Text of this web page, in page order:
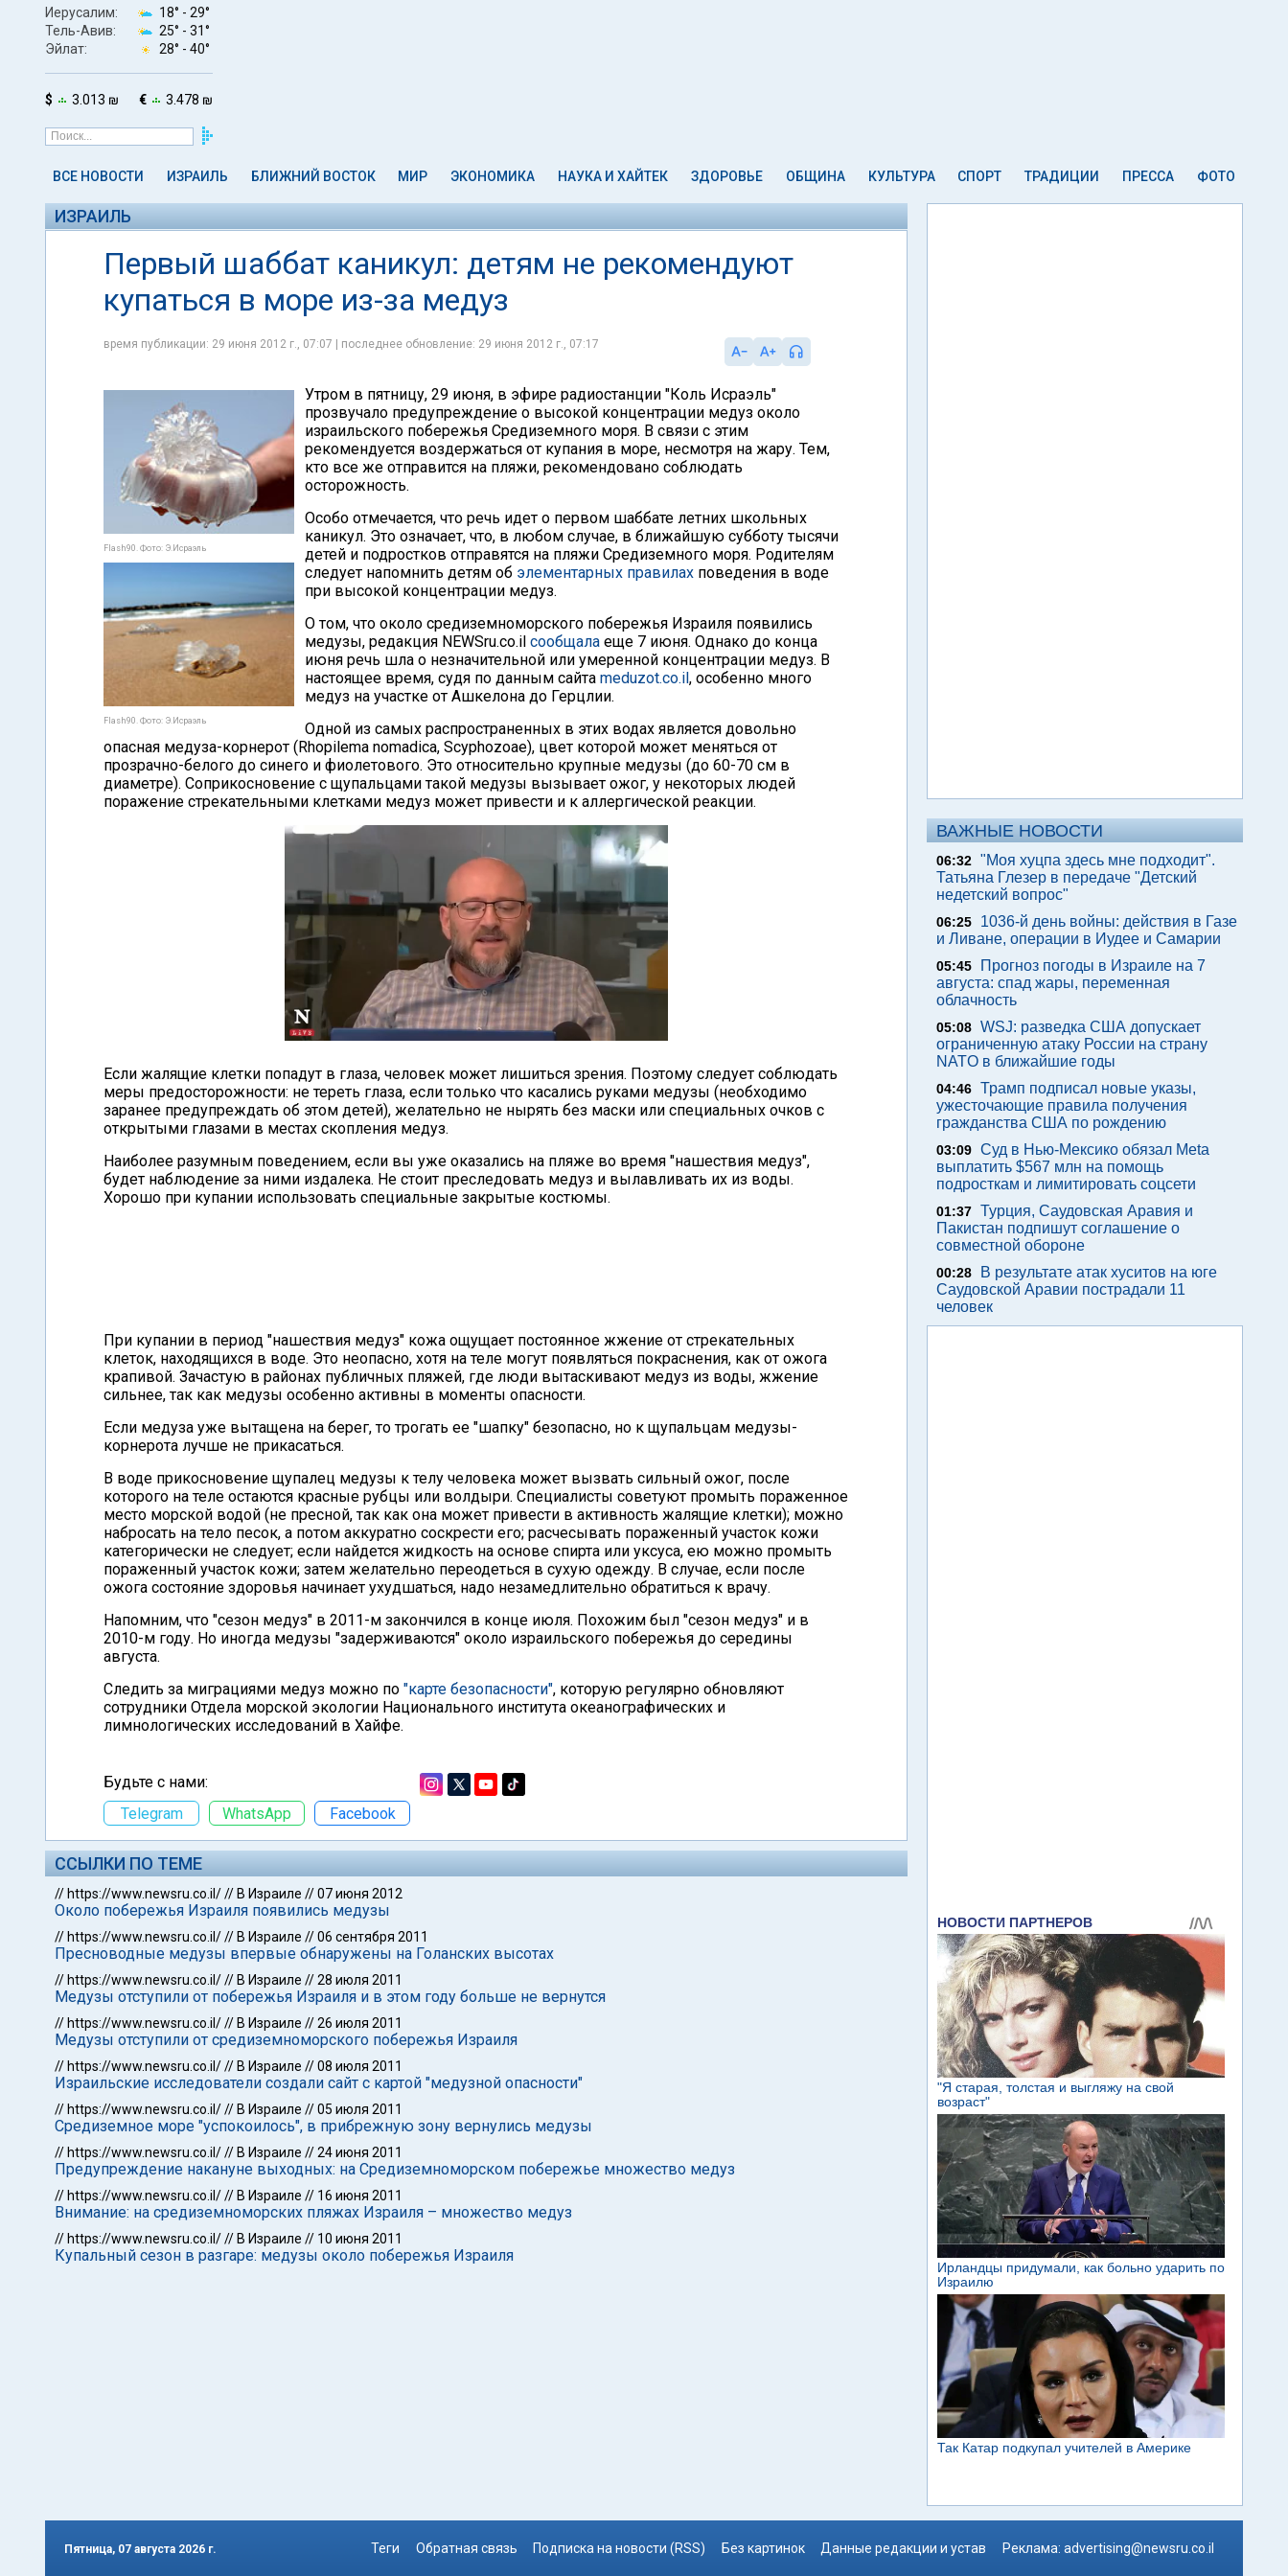
Иерусалим: 18° - 29°
Тель-Авив:
25° - 31°
Эйлат:
28° - 40°
$ 3.013 ₪ € 3.478 ₪
ВСЕ НОВОСТИ ИЗРАИЛЬ БЛИЖНИЙ ВОСТОК МИР ЭКОНОМИКА НАУКА И ХАЙТЕК ЗДОРОВЬЕ ОБЩИНА КУЛЬТУРА СПОРТ ТРАДИЦИИ ПРЕССА ФОТО
ИЗРАИЛЬ
Первый шаббат каникул: детям не рекомендуют
купаться в море из-за медуз
время публикации: 29 июня 2012 г., 07:07 | последнее обновление: 29 июня 2012 г., 07:17
Flash90. Фото: Э.Исраэль
Flash90. Фото: Э.Исраэль
Утром в пятницу, 29 июня, в эфире радиостанции "Коль Исраэль"
прозвучало предупреждение о высокой концентрации медуз около
израильского побережья Средиземного моря. В связи с этим
рекомендуется воздержаться от купания в море, несмотря на жару. Тем,
кто все же отправится на пляжи, рекомендовано соблюдать
осторожность.
Особо отмечается, что речь идет о первом шаббате летних школьных
каникул. Это означает, что, в любом случае, в ближайшую субботу тысячи
детей и подростков отправятся на пляжи Средиземного моря. Родителям
следует напомнить детям об элементарных правилах поведения в воде
при высокой концентрации медуз.
О том, что около средиземноморского побережья Израиля появились
медузы, редакция NEWSru.co.il сообщала еще 7 июня. Однако до конца
июня речь шла о незначительной или умеренной концентрации медуз. В
настоящее время, судя по данным сайта meduzot.co.il, особенно много
медуз на участке от Ашкелона до Герцлии.
Одной из самых распространенных в этих водах является довольно
опасная медуза-корнерот (Rhopilema nomadica, Scyphozoae), цвет которой может меняться от
прозрачно-белого до синего и фиолетового. Это относительно крупные медузы (до 60-70 см в
диаметре). Соприкосновение с щупальцами такой медузы вызывает ожог, у некоторых людей
поражение стрекательными клетками медуз может привести и к аллергической реакции.
Если жалящие клетки попадут в глаза, человек может лишиться зрения. Поэтому следует соблюдать
меры предосторожности: не тереть глаза, если только что касались руками медузы (необходимо
заранее предупреждать об этом детей), желательно не нырять без маски или специальных очков с
открытыми глазами в местах скопления медуз.
Наиболее разумным поведением, если вы уже оказались на пляже во время "нашествия медуз",
будет наблюдение за ними издалека. Не стоит преследовать медуз и вылавливать их из воды.
Хорошо при купании использовать специальные закрытые костюмы.
При купании в период "нашествия медуз" кожа ощущает постоянное жжение от стрекательных
клеток, находящихся в воде. Это неопасно, хотя на теле могут появляться покраснения, как от ожога
крапивой. Зачастую в районах публичных пляжей, где люди вытаскивают медуз из воды, жжение
сильнее, так как медузы особенно активны в моменты опасности.
Если медуза уже вытащена на берег, то трогать ее "шапку" безопасно, но к щупальцам медузы-
корнерота лучше не прикасаться.
В воде прикосновение щупалец медузы к телу человека может вызвать сильный ожог, после
которого на теле остаются красные рубцы или волдыри. Специалисты советуют промыть пораженное
место морской водой (не пресной, так как она может привести в активность жалящие клетки); можно
набросать на тело песок, а потом аккуратно соскрести его; расчесывать пораженный участок кожи
категорически не следует; если найдется жидкость на основе спирта или уксуса, ею можно промыть
пораженный участок кожи; затем желательно переодеться в сухую одежду. В случае, если после
ожога состояние здоровья начинает ухудшаться, надо незамедлительно обратиться к врачу.
Напомним, что "сезон медуз" в 2011-м закончился в конце июля. Похожим был "сезон медуз" и в
2010-м году. Но иногда медузы "задерживаются" около израильского побережья до середины
августа.
Следить за миграциями медуз можно по "карте безопасности", которую регулярно обновляют
сотрудники Отдела морской экологии Национального института океанографических и
лимнологических исследований в Хайфе.
Будьте с нами:
Telegram
WhatsApp Facebook
ССЫЛКИ ПО ТЕМЕ
// https://www.newsru.co.il/// В Израиле //07 июня 2012
Около побережья Израиля появились медузы
// https://www.newsru.co.il/// В Израиле //06 сентября 2011
Пресноводные медузы впервые обнаружены на Голанских высотах
// https://www.newsru.co.il/// В Израиле //28 июля 2011
Медузы отступили от побережья Израиля и в этом году больше не вернутся
// https://www.newsru.co.il/// В Израиле //26 июля 2011
Медузы отступили от средиземноморского побережья Израиля
// https://www.newsru.co.il/// В Израиле //08 июля 2011
Израильские исследователи создали сайт с картой "медузной опасности"
// https://www.newsru.co.il/// В Израиле //05 июля 2011
Средиземное море "успокоилось", в прибрежную зону вернулись медузы
// https://www.newsru.co.il/// В Израиле //24 июня 2011
Предупреждение накануне выходных: на Средиземноморском побережье множество медуз
// https://www.newsru.co.il/// В Израиле // 16 июня 2011
Внимание: на средиземноморских пляжах Израиля – множество медуз
// https://www.newsru.co.il/// В Израиле // 10 июня 2011
Купальный сезон в разгаре: медузы около побережья Израиля
ВАЖНЫЕ НОВОСТИ
06:32 "Моя хуцпа здесь мне подходит".
Татьяна Глезер в передаче "Детский
недетский вопрос"
06:25
1036-й день войны: действия в Газе
и Ливане, операции в Иудее и Самарии
05:45
Прогноз погоды в Израиле на 7
августа: спад жары, переменная
облачность
05:08 WSJ: разведка США допускает
ограниченную атаку России на страну
NATO в ближайшие годы
04:46 Трамп подписал новые указы,
ужесточающие правила получения
гражданства США по рождению
03:09 Суд в Нью-Мексико обязал Meta
выплатить $567 млн на помощь
подросткам и лимитировать соцсети
01:37 Турция, Саудовская Аравия и
Пакистан подпишут соглашение о
совместной обороне
00:28
В результате атак хуситов на юге
Саудовской Аравии пострадали 11
человек
Пятница, 07 августа 2026 г. Теги Обратная связь Подписка на новости (RSS) Без картинок Данные редакции и устав Реклама: advertising@newsru.co.il